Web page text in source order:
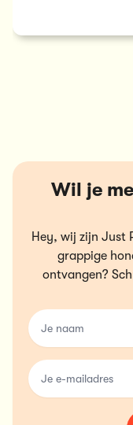
Wil je
Hey, wij zijn Just
grappige
ontvangen?
name
email